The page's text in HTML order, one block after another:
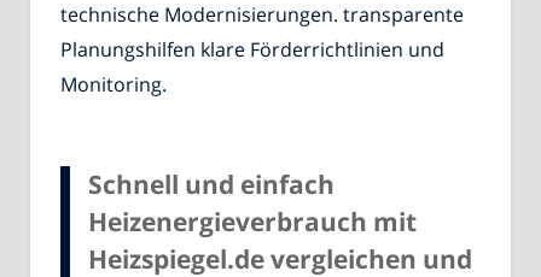
technische Modernisierungen. transparente
Planungshilfen klare Förderrichtlinien und
Monitoring.
Schnell und einfach
Heizenergieverbrauch mit
Heizspiegel.de vergleichen und